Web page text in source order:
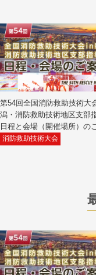
第54回全国消防救助技術大
潟・消防救助技術地区支部
日程と会場（開催場所）の
消防救助技術大会